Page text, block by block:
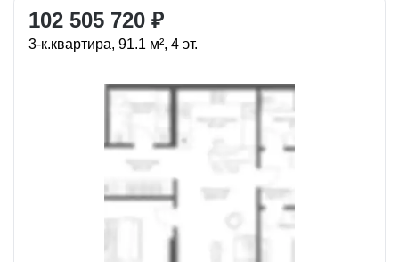
102 505 720 ₽
3-к.квартира, 91.1 м², 4 эт.